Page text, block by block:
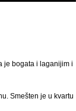
je bogata i laganijim i
Smešten je u kvartu